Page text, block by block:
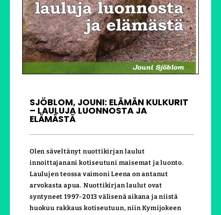
SJÖBLOM, JOUNI: ELÄMÄN KULKURIT
– LAULUJA LUONNOSTA JA
ELÄMÄSTÄ
Olen säveltänyt nuottikirjan laulut
innoittajanani kotiseutuni maisemat ja luonto.
Laulujen teossa vaimoni Leena on antanut
arvokasta apua. Nuottikirjan laulut ovat
syntyneet 1997-2013 välisenä aikana ja niistä
huokuu rakkaus kotiseutuun, niin Kymijokeen